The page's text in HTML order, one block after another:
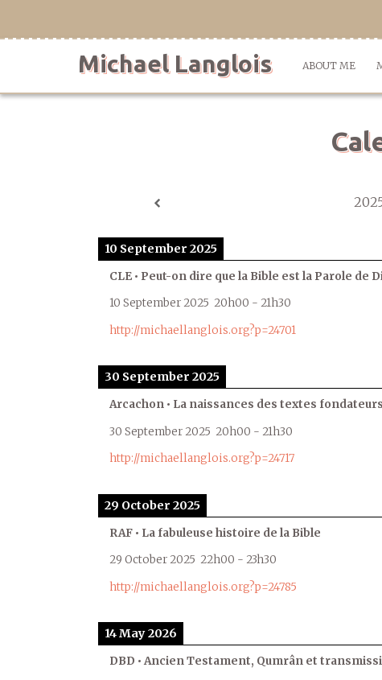
Michael Langlois ABOUT ME
10 September 2025
CLE • Peut-on dire que la Bible est la Parole de
10 September 2025 20h00 - 21h30
http://michaellanglois.org?p=24701
30 September 2025
Arcachon • La naissances des textes fondateurs
30 September 2025 20h00 - 21h30
http://michaellanglois.org?p=24717
29 October 2025
RAF • La fabuleuse histoire de la Bible
29 October 2025 22h00 - 23h30
http://michaellanglois.org?p=24785
14 May 2026
DBD • Ancien Testament, Qumrân et